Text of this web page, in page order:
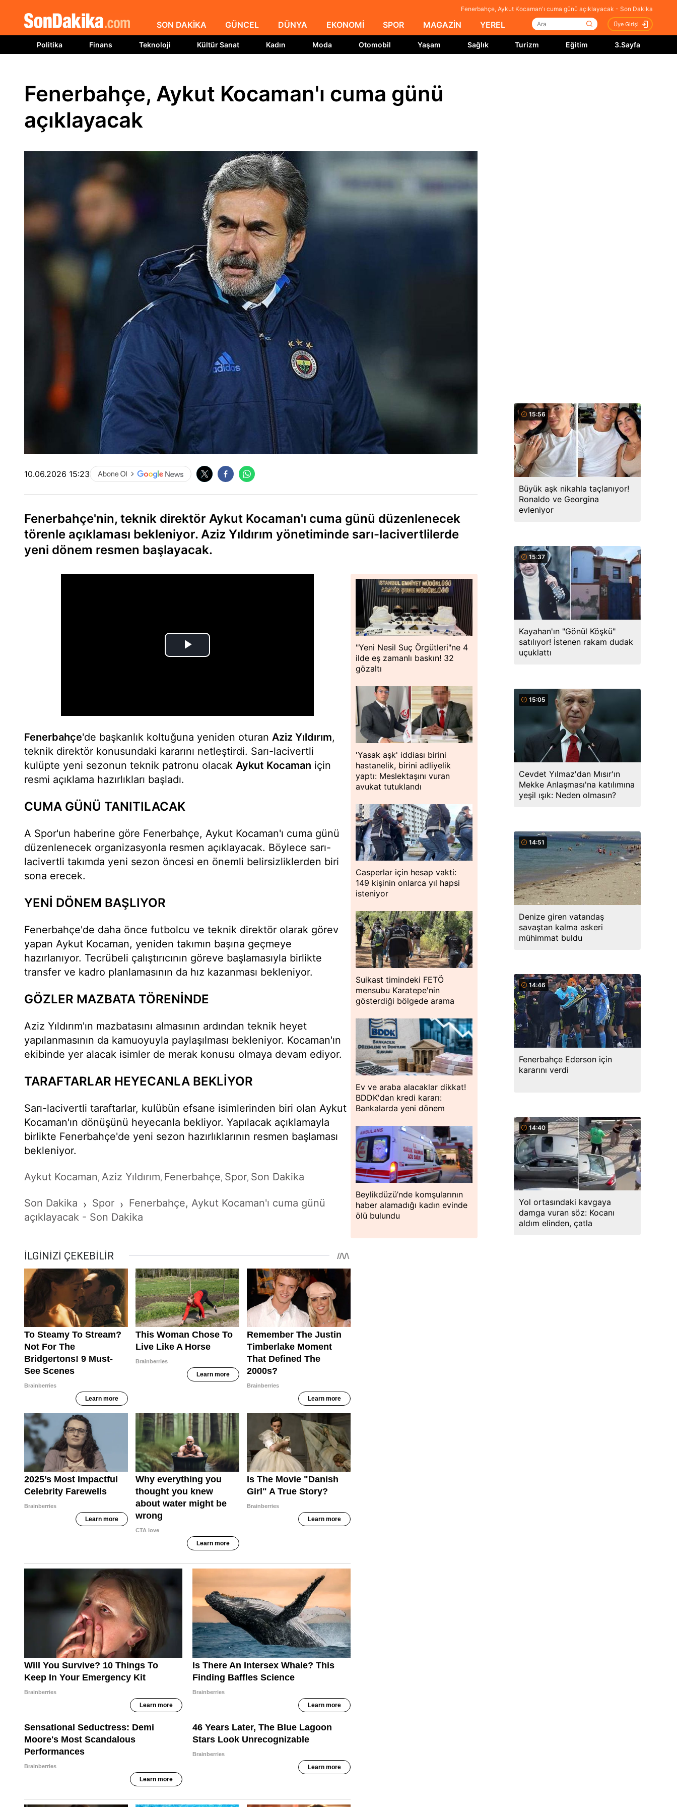
Fenerbahçe, Aykut Kocaman'ı cuma günü açıklayacak - Son Dakika
SON DAKİKA GÜNCEL DÜNYA EKONOMİ SPOR MAGAZİN YEREL Üye Girişi
Politika Finans Teknoloji Kültür Sanat Kadın Moda Otomobil Yaşam Sağlık Turizm Eğitim 3.Sayfa
Fenerbahçe, Aykut Kocaman'ı cuma günü
açıklayacak
10.06.2026 15:23
Fenerbahçe'nin, teknik direktör Aykut Kocaman'ı cuma günü düzenlenecek
törenle açıklaması bekleniyor. Aziz Yıldırım yönetiminde sarı-lacivertlilerde
yeni dönem resmen başlayacak.
Fenerbahçe'de başkanlık koltuğuna yeniden oturan Aziz Yıldırım,
teknik direktör konusundaki kararını netleştirdi. Sarı-lacivertli
kulüpte yeni sezonun teknik patronu olacak Aykut Kocaman için
resmi açıklama hazırlıkları başladı.
CUMA GÜNÜ TANITILACAK
A Spor'un haberine göre Fenerbahçe, Aykut Kocaman'ı cuma günü
düzenlenecek organizasyonla resmen açıklayacak. Böylece sarı-
lacivertli takımda yeni sezon öncesi en önemli belirsizliklerden biri
sona erecek.
YENİ DÖNEM BAŞLIYOR
Fenerbahçe'de daha önce futbolcu ve teknik direktör olarak görev
yapan Aykut Kocaman, yeniden takımın başına geçmeye
hazırlanıyor. Tecrübeli çalıştırıcının göreve başlamasıyla birlikte
transfer ve kadro planlamasının da hız kazanması bekleniyor.
GÖZLER MAZBATA TÖRENİNDE
Aziz Yıldırım'ın mazbatasını almasının ardından teknik heyet
yapılanmasının da kamuoyuyla paylaşılması bekleniyor. Kocaman'ın
ekibinde yer alacak isimler de merak konusu olmaya devam ediyor.
TARAFTARLAR HEYECANLA BEKLİYOR
Sarı-lacivertli taraftarlar, kulübün efsane isimlerinden biri olan Aykut
Kocaman'ın dönüşünü heyecanla bekliyor. Yapılacak açıklamayla
birlikte Fenerbahçe'de yeni sezon hazırlıklarının resmen başlaması
bekleniyor.
Aykut Kocaman, Aziz Yıldırım, Fenerbahçe, Spor, Son Dakika
Son Dakika › Spor › Fenerbahçe, Aykut Kocaman'ı cuma günü
açıklayacak - Son Dakika
"Yeni Nesil Suç Örgütleri"ne 4
ilde eş zamanlı baskın! 32
gözaltı
'Yasak aşk' iddiası birini
hastanelik, birini adliyelik
yaptı: Meslektaşını vuran
avukat tutuklandı
Casperlar için hesap vakti:
149 kişinin onlarca yıl hapsi
isteniyor
Suikast timindeki FETÖ
mensubu Karatepe'nin
gösterdiği bölgede arama
Ev ve araba alacaklar dikkat!
BDDK'dan kredi kararı:
Bankalarda yeni dönem
Beylikdüzü’nde komşularının
haber alamadığı kadın evinde
ölü bulundu
15:56
Büyük aşk nikahla taçlanıyor!
Ronaldo ve Georgina
evleniyor
15:37
Kayahan'ın "Gönül Köşkü"
satılıyor! İstenen rakam dudak
uçuklattı
15:05
Cevdet Yılmaz'dan Mısır'ın
Mekke Anlaşması'na katılımına
yeşil ışık: Neden olmasın?
14:51
Denize giren vatandaş
savaştan kalma askeri
mühimmat buldu
14:46
Fenerbahçe Ederson için
kararını verdi
14:40
Yol ortasındaki kavgaya
damga vuran söz: Kocanı
aldım elinden, çatla